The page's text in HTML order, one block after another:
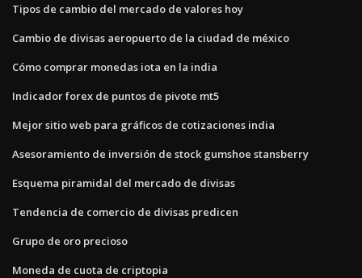
Tipos de cambio del mercado de valores hoy
Cambio de divisas aeropuerto de la ciudad de méxico
Cómo comprar monedas iota en la india
Indicador forex de puntos de pivote mt5
Mejor sitio web para gráficos de cotizaciones india
Asesoramiento de inversión de stock gumshoe stansberry
Esquema piramidal del mercado de divisas
Tendencia de comercio de divisas predicen
Grupo de oro precioso
Moneda de cuota de criptopia